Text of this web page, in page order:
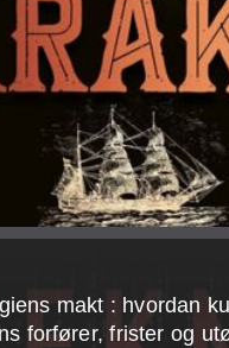
makt : hvordan
forfører, frister og